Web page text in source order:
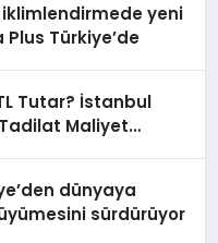
iklimlendirmede yeni
Türkiye’de
Tutar? İstanbul
Maliyet
dünyaya
sürdürüyor